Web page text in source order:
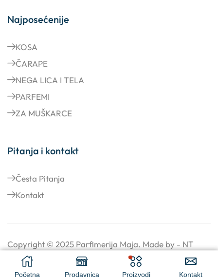
12.900,00
17.200,00 rsd
ODABERITE OPCIJE
Početna Prodavnica Proizvodi Kontakt
Najposećenije
KOSA
ČARAPE
NEGA LICA I TELA
PARFEMI
ZA MUŠKARCE
Pitanja i kontakt
Česta Pitanja
Kontakt
Copyright © 2025 Parfimerija Maja. Made by - NT
dizajn.